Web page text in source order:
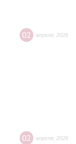
02 апреля 2026
02 апреля 2026